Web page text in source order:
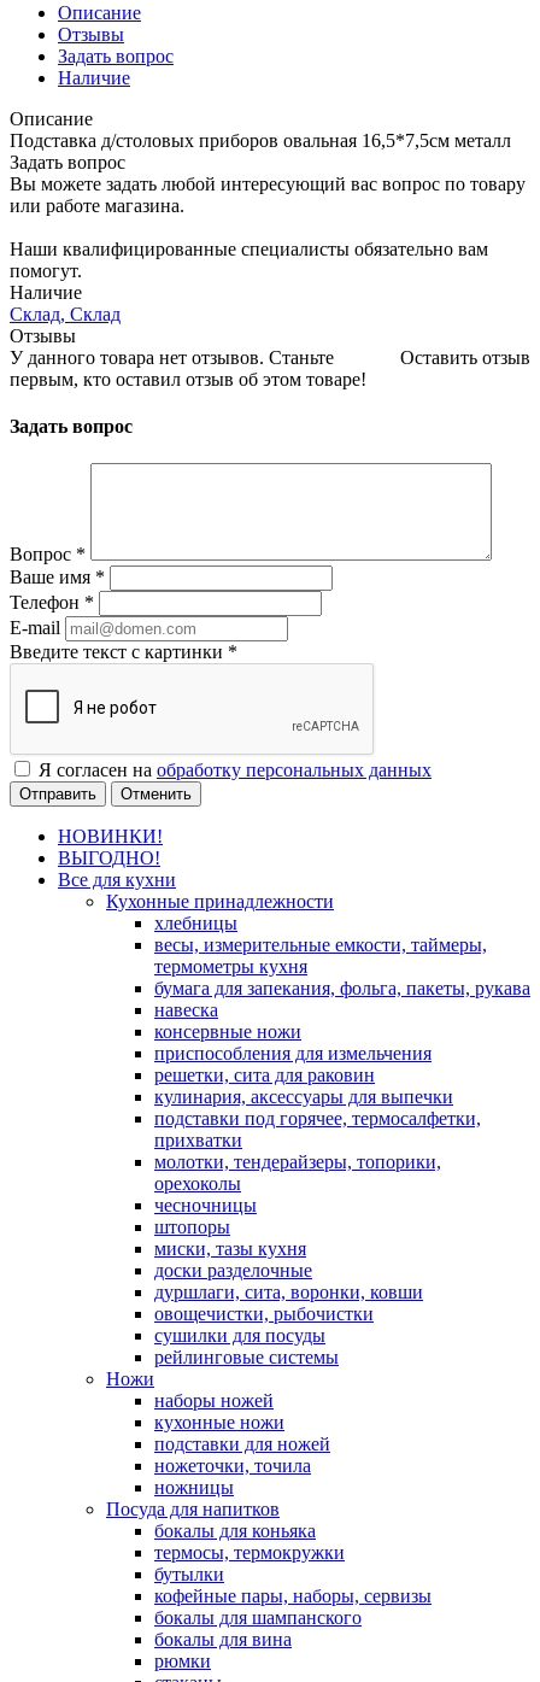
Описание
Отзывы
Задать вопрос
Наличие
Описание
Подставка д/столовых приборов овальная 16,5*7,5см металл
Задать вопрос
Вы можете задать любой интересующий вас вопрос по товару
или работе магазина.
Наши квалифицированные специалисты обязательно вам
помогут.
Наличие
Склад, Склад
Отзывы
Оставить отзыв
У данного товара нет отзывов. Станьте
первым, кто оставил отзыв об этом товаре!
Задать вопрос
Вопрос *
Ваше имя *
Телефон *
E-mail
Введите текст с картинки *
Я согласен на обработку персональных данных
Отменить
НОВИНКИ!
ВЫГОДНО!
Все для кухни
Кухонные принадлежности
хлебницы
весы, измерительные емкости, таймеры,
термометры кухня
бумага для запекания, фольга, пакеты, рукава
навеска
консервные ножи
приспособления для измельчения
решетки, сита для раковин
кулинария, аксессуары для выпечки
подставки под горячее, термосалфетки,
прихватки
молотки, тендерайзеры, топорики,
орехоколы
чесночницы
штопоры
миски, тазы кухня
доски разделочные
дуршлаги, сита, воронки, ковши
овощечистки, рыбочистки
сушилки для посуды
рейлинговые системы
Ножи
наборы ножей
кухонные ножи
подставки для ножей
ножеточки, точила
ножницы
Посуда для напитков
бокалы для коньяка
термосы, термокружки
бутылки
кофейные пары, наборы, сервизы
бокалы для шампанского
бокалы для вина
рюмки